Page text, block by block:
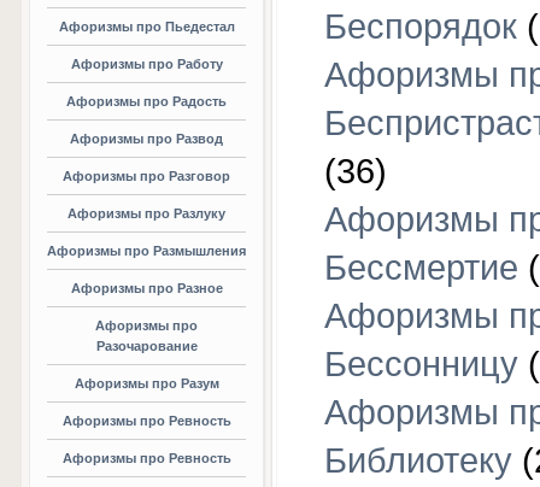
Афоризмы про Пьедестал
Афоризмы про Работу
Афоризмы про Радость
Афоризмы про Развод
Афоризмы про Разговор
Афоризмы про Разлуку
Афоризмы про Размышления
Афоризмы про Разное
Афоризмы про
Разочарование
Афоризмы про Разум
Афоризмы про Ревность
Афоризмы про Ревность
Беспорядок
Афоризмы
(36)
Афоризмы
Бессмертие
Афоризмы
Бессонницу
Афоризмы
Библиотеку